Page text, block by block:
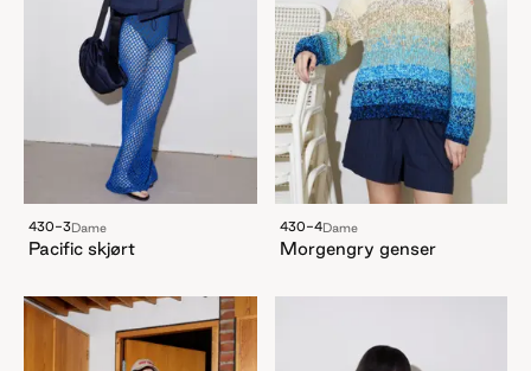
430-3Dame
Pacific skjørt
430-4Dame
Morgengry genser